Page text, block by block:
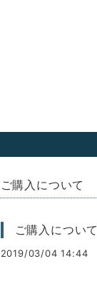
ご購入について
ご購入について
2019/03/04 14:44